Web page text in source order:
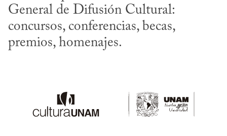
General de Difusión Cultural:
concursos, conferencias, becas,
premios, homenajes.